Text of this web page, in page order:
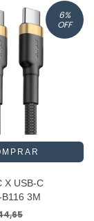
6%
OFF
X USB-C
3M